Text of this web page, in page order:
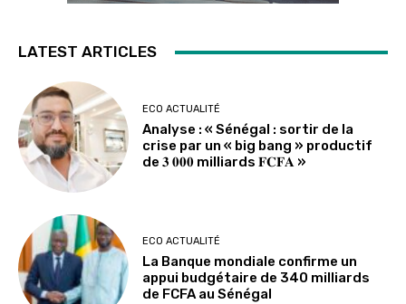
LATEST ARTICLES
ECO ACTUALITÉ
Analyse : « Sénégal : sortir de la
crise par un « big bang » productif
de 𝟑 𝟎𝟎𝟎 milliards 𝐅𝐂𝐅𝐀 »
ECO ACTUALITÉ
La Banque mondiale confirme un
appui budgétaire de 340 milliards
de FCFA au Sénégal